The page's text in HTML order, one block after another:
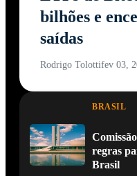
bilhões e
saídas
Rodrigo Tolottifev 03,
BRASIL
regras
Brasil